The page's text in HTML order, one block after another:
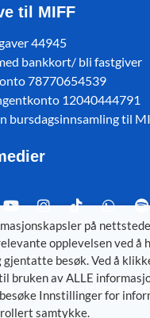
til MIFF
44945
bankkort/ bli fastgiver
78770654539
12040444791
bursdagsinnsamling til
languages
–Deutsch–Íslenska–
på
opplevelsen ved å
gjentatte besøk. Ved å
bruken av ALLE
Innstillinger for
samtykke.